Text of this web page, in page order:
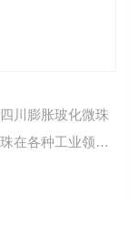
川膨胀玻化微珠
在各种工业领域